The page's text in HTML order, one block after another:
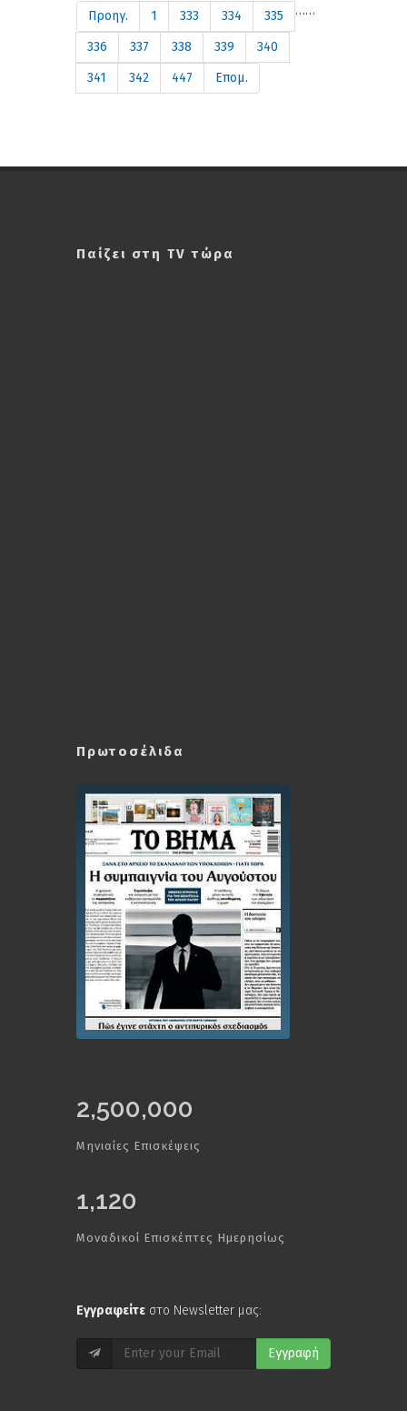
Προηγ. 1 …
333 334
335
336
337 338 339
340
341
342
…
447 Επομ.
Παίζει στη TV τώρα
Πρωτοσέλιδα
2,500,000
Μηνιαίες Επισκέψεις
1,120
Μοναδικοί Επισκέπτες Ημερησίως
Εγγραφείτε στο Newsletter μας:
Εγγραφή